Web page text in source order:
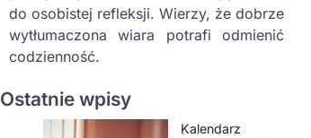
do osobistej refleksji. Wierzy, że dobrze
wytłumaczona wiara potrafi odmienić
codzienność.
Ostatnie wpisy
Kalendarz